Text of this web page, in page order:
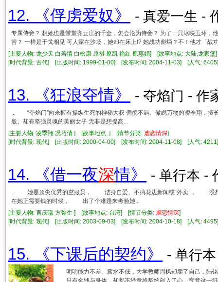
12. 《俘虏爱奴》 - 真爱一生 -
专属侍妾？ 想她也是堂堂齐云庄的千金，怎会沦为侍妾？ 为了一只冰映玉环
苦？ 一样是干戈相见 可人家在沙场，她却在床上!? 她战功彪炳？不！他才「战
[主要人物: 龙少天 白若情 白松康 原祺 原凯 艳红 原惠娟] [故事地点: 大陆,龙家
[时代背景: 古代] [出版时间: 1999-01-00] [发布时间: 2004-11-03] [人气:
13. 《狂浪夺情》 - 夺焰门 - 作
... “夺焰门”向来握有操纵生死的神秘大权 倜傥不羁、傲睨万物的凌季翔，擅
般、却有坚强灵魂的美丽女子 无非是想提高...
[主要人物: 凌季翔 况巧倩 ] [故事地点: ] [情节分类: 虐恋情深]
[时代背景: 现代] [出版时间: 2000-04-00] [发布时间: 2004-11-08] [人气:
14. 《借一夜深情》 - 单行本 -
... 她是顶尖优秀的空服员， 洁身自爱、不搞花边新闻或“外卖”， 没
在她正需要钱的时候， 出了个难题来考验她...
[主要人物: 言庆瑞 方弥生 ] [故事地点: 台湾] [情节分类: 虐恋情深]
[时代背景: 现代] [出版时间: 2003-09-03] [发布时间: 2004-10-18] [人气:
15. 《下课后的契约》 - 单行
明明能力不差、薪水不低，大学教师周枫却卖了自己，陆
只有金钱与身体，却都不经意将契约刻入了心，究竟这一